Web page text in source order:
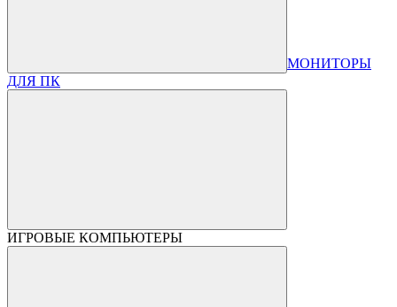
МОНИТОРЫ
ДЛЯ ПК
ИГРОВЫЕ КОМПЬЮТЕРЫ